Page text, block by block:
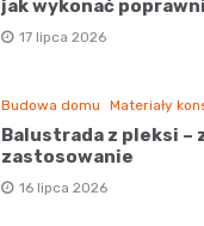
jak wykonać
17 lipca 2026
Budowa domu Materiały
Balustrada z pleksi –
zastosowanie
16 lipca 2026